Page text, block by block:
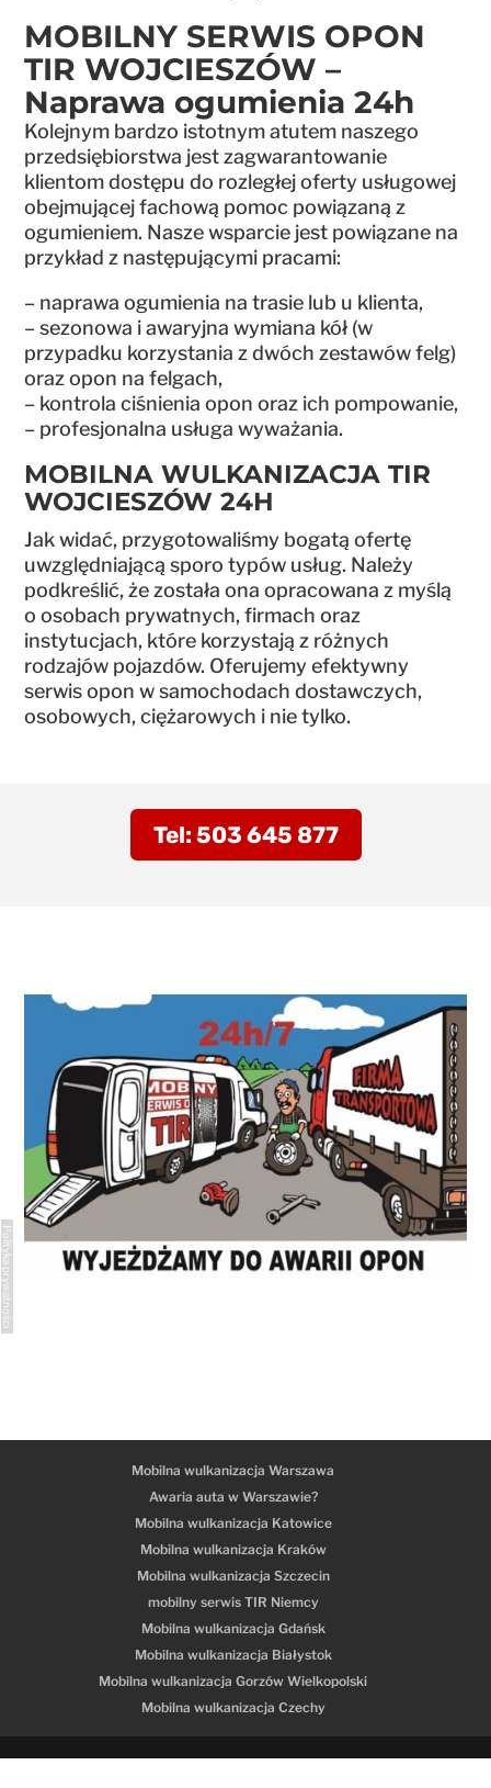
MOBILNY SERWIS OPON
TIR WOJCIESZÓW –
Naprawa ogumienia 24h
Kolejnym bardzo istotnym atutem naszego
przedsiębiorstwa jest zagwarantowanie
klientom dostępu do rozległej oferty usługowej
obejmującej fachową pomoc powiązaną z
ogumieniem. Nasze wsparcie jest powiązane na
przykład z następującymi pracami:
– naprawa ogumienia na trasie lub u klienta,
– sezonowa i awaryjna wymiana kół (w
przypadku korzystania z dwóch zestawów felg)
oraz opon na felgach,
– kontrola ciśnienia opon oraz ich pompowanie,
– profesjonalna usługa wyważania.
MOBILNA WULKANIZACJA TIR
WOJCIESZÓW 24H
Jak widać, przygotowaliśmy bogatą ofertę
uwzględniającą sporo typów usług. Należy
podkreślić, że została ona opracowana z myślą
o osobach prywatnych, firmach oraz
instytucjach, które korzystają z różnych
rodzajów pojazdów. Oferujemy efektywny
serwis opon w samochodach dostawczych,
osobowych, ciężarowych i nie tylko.
Tel: 503 645 877
Mobilna wulkanizacja Warszawa
Awaria auta w Warszawie?
Mobilna wulkanizacja Katowice
Mobilna wulkanizacja Kraków
Mobilna wulkanizacja Szczecin
mobilny serwis TIR Niemcy
Mobilna wulkanizacja Gdańsk
Mobilna wulkanizacja Białystok
Mobilna wulkanizacja Gorzów Wielkopolski
Mobilna wulkanizacja Czechy
Polityka prywatności